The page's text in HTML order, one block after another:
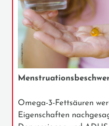
Omega-3-Fettsäuren
Eigenschaften